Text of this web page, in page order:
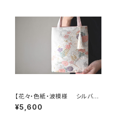
【花々・色紙・波模様 シルバ
ー・薄ピンク シルク帯リメイク
ミニサブバッグ フォーマルバッ
¥5,600